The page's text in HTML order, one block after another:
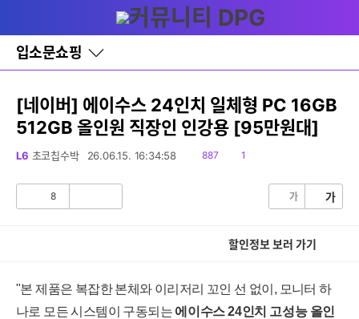
와
홈
입소문쇼핑
바
로
기
레
이
어
창
글
[네이버] 에이수스 24인치 일체형 PC 16GB
512GB 올인원 직장인 인강용 [95만원대]
L6 초코칩수박 26.06.15. 16:34:58
읽
887
댓1
8 가 가
할인정보 보러 가기
"본 제품은 복잡한 본체와 이리저리 꼬인 선 없이, 모니터 하
나로 모든 시스템이 구동되는 에이수스 24인치 고성능 올인